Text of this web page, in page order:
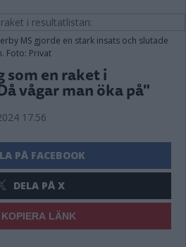
MS gjorde en stark insats och slutade
Foto: Privat
en raket i
vågar man öka på"
17.56
PÅ FACEBOOK
DELA PÅ X
KOPIERA LÄNK